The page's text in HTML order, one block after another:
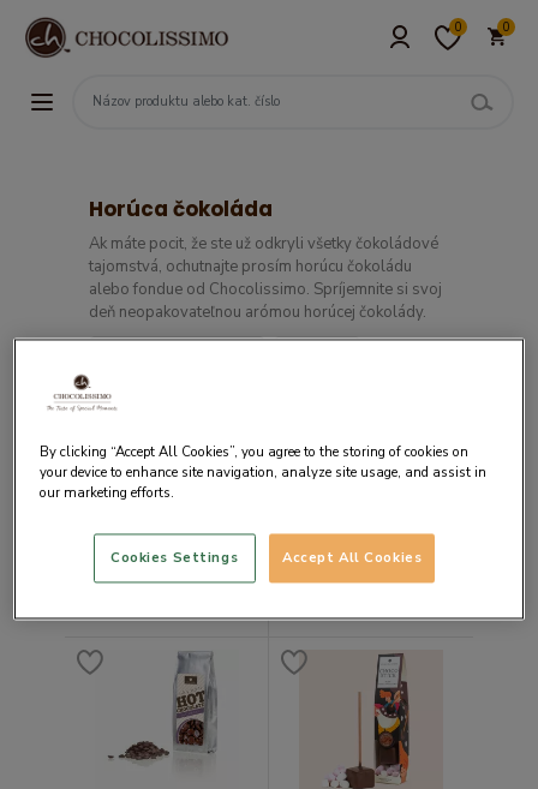
0 0
Horúca čokoláda
Ak máte pocit, že ste už odkryli všetky čokoládové
tajomstvá, ochutnajte prosím horúcu čokoládu
alebo fondue od Chocolissimo. Spríjemnite si svoj
deň neopakovateľnou arómou horúcej čokolády.
Čokoládová bomba s
marshmallow
Horúca čokoláda -
By clicking “Accept All Cookies”, you agree to the storing of cookies on
your device to enhance site navigation, analyze site usage, and assist in
our marketing efforts.
Accept All Cookies
Cookies Settings